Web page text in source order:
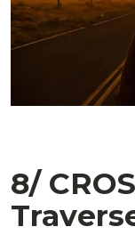
8/